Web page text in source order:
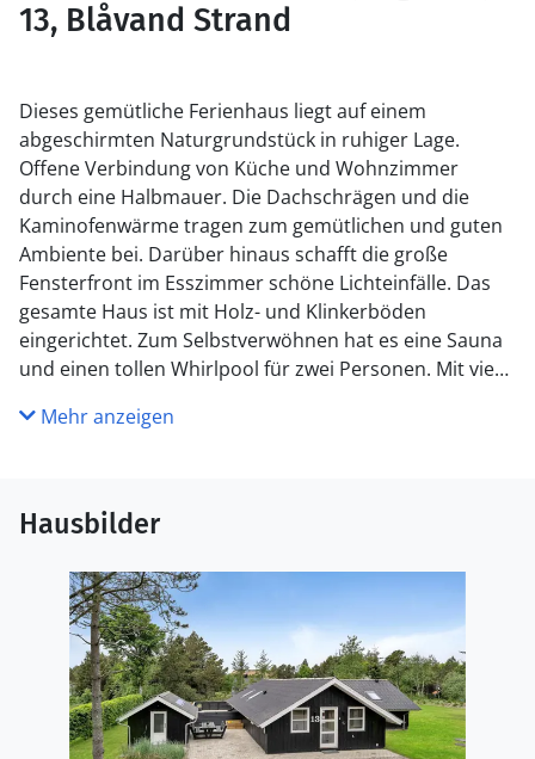
13, Blåvand Strand
Dieses gemütliche Ferienhaus liegt auf einem
abgeschirmten Naturgrundstück in ruhiger Lage.
Offene Verbindung von Küche und Wohnzimmer
durch eine Halbmauer. Die Dachschrägen und die
Kaminofenwärme tragen zum gemütlichen und guten
Ambiente bei. Darüber hinaus schafft die große
Fensterfront im Esszimmer schöne Lichteinfälle. Das
gesamte Haus ist mit Holz- und Klinkerböden
eingerichtet. Zum Selbstverwöhnen hat es eine Sauna
und einen tollen Whirlpool für zwei Personen. Mit vier
gut für zwei Familien. Draußen sind mehrere Terrassen
überdachte Terrasse. Der Rasen bietet gute
Verhältnisse für Aktivitäten. Auf den Naturwegen ist es
nicht weit zur Stadt Blåvand, wo eine Vielzahl an
Delikatessen für jeden Geschmack auf Sie wartet.
Mehr anzeigen
Hausbilder